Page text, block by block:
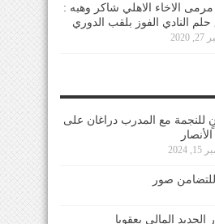
الاخاء الاهلي شاكر وهبه :
حلم النادي الفوز بلقب الدوري
للنجمة مع المدرب دراغان على
صور
المالي يعقوبا